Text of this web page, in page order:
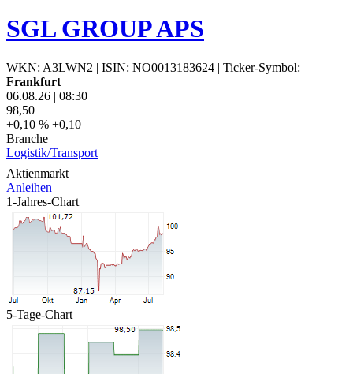
SGL GROUP APS
WKN: A3LWN2 | ISIN: NO0013183624 | Ticker-Symbol:
Frankfurt
06.08.26 | 08:30
98,50
+0,10 % +0,10
Branche
Logistik/Transport
Aktienmarkt
Anleihen
1-Jahres-Chart
5-Tage-Chart